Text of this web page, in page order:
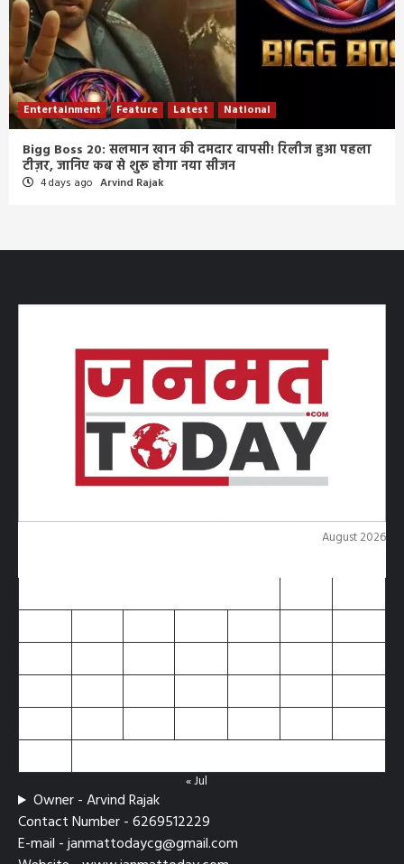
Entertainment Feature Latest National
Bigg Boss 20: सलमान खान की दमदार वापसी! रिलीज हुआ पहला
टीज़र, जानिए कब से शुरू होगा नया सीजन
4 days ago Arvind Rajak
August 2026
« Jul
Owner - Arvind Rajak
Contact Number - 6269512229
E-mail - janmattodaycg@gmail.com